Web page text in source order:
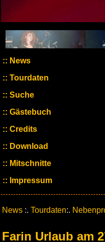
News
Tourdaten
Suche
Gästebuch
Credits
Download
Mitschnitte
Impressum
News :. Tourdaten:.
Farin Urlaub am